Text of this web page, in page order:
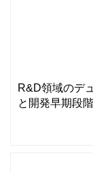
R&D領域のデ
と開発早期段